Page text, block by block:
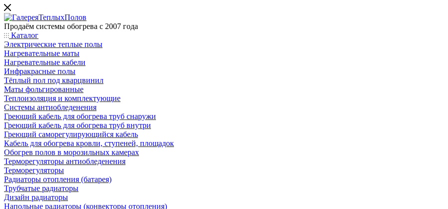
Продаём системы обогрева с 2007 года
Каталог
Электрические теплые полы
Нагревательные маты
Нагревательные кабели
Инфракрасные полы
Тёплый пол под кварцвинил
Маты фольгированные
Теплоизоляция и комплектующие
Системы антиобледенения
Греющий кабель для обогрева труб снаружи
Греющий кабель для обогрева труб внутри
Греющий саморегулирующийся кабель
Кабель для обогрева кровли, ступеней, площадок
Обогрев полов в морозильных камерах
Терморегуляторы антиобледенения
Терморегуляторы
Радиаторы отопления (батарея)
Трубчатые радиаторы
Дизайн радиаторы
Напольные радиаторы (конвекторы отопления)